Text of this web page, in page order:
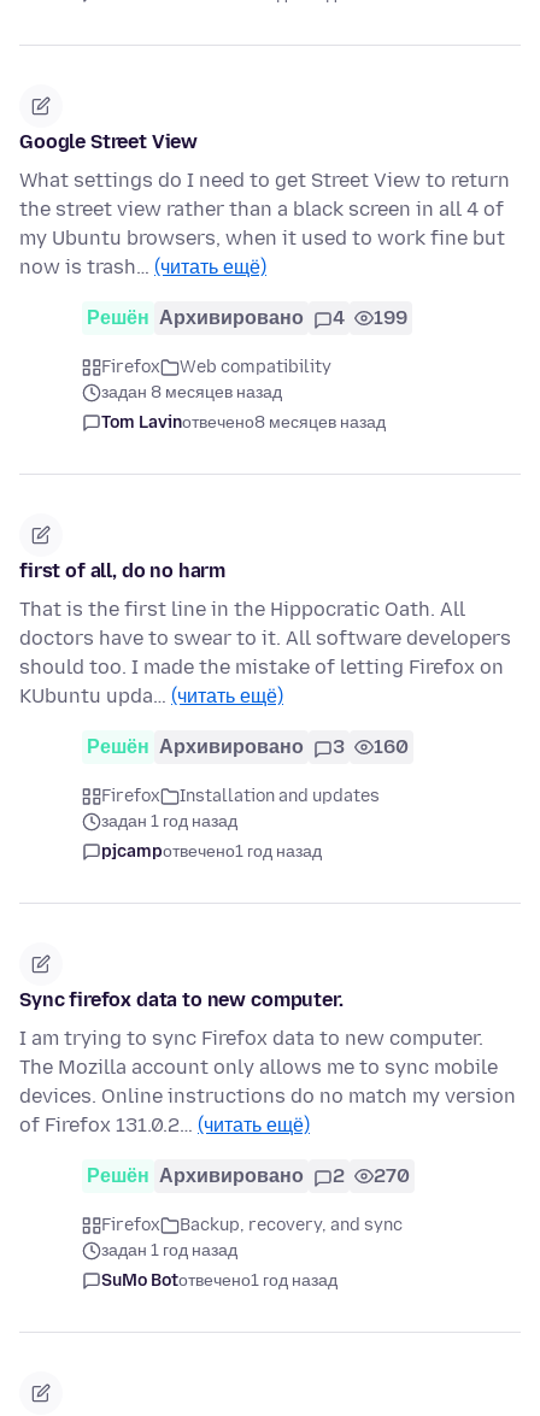
Google Street View
What settings do I need to get Street View to return
the street view rather than a black screen in all 4 of
my Ubuntu browsers, when it used to work fine but
now is trash… (читать ещё)
Решён Архивировано 4 199
Firefox
Web compatibility
задан 8 месяцев назад
Tom Lavinотвечено8 месяцев назад
first of all, do no harm
That is the first line in the Hippocratic Oath. All
doctors have to swear to it. All software developers
should too. I made the mistake of letting Firefox on
KUbuntu upda… (читать ещё)
Решён Архивировано 3 160
Firefox
Installation and updates
задан 1 год назад
pjcampотвечено1 год назад
Sync firefox data to new computer.
I am trying to sync Firefox data to new computer.
The Mozilla account only allows me to sync mobile
devices. Online instructions do no match my version
of Firefox 131.0.2… (читать ещё)
Решён Архивировано 2 270
Firefox
Backup, recovery, and sync
задан 1 год назад
SuMo Botотвечено1 год назад